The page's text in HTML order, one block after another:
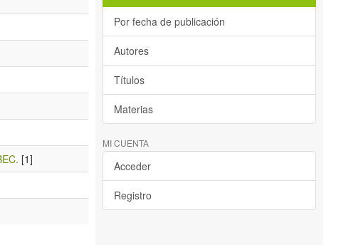
[1]
Por fecha de publicación
Autores
Títulos
Materias
MI CUENTA
Acceder
Registro